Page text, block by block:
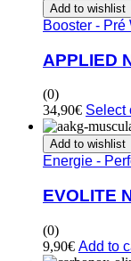
Add to wishlist
Booster - Pré
APPLIED
(0)
34,90€ Select
Add to wishlist
Energie -
EVOLITE
(0)
9,90€ Add to